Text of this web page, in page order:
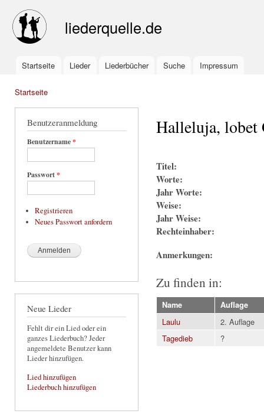
liederquelle.de
Main menu
Startseite Lieder Liederbücher Suche Impressum
Startseite
Benutzeranmeldung
Benutzername*
Passwort*
Registrieren
Neues Passwort anfordern
Neue Lieder
Fehlt dir ein Lied oder ein
ganzes Liederbuch? Jeder
angemeldete Benutzer kann
Lieder hinzufügen.
Lied hinzufügen
Liederbuch hinzufügen
Halleluja, lobet
Titel:
Worte:
Jahr Worte:
Weise:
Jahr Weise:
Rechteinhaber:
Anmerkungen:
Zu finden in:
Name Auflage
Laulu
2. Auflage
Tagedieb
?